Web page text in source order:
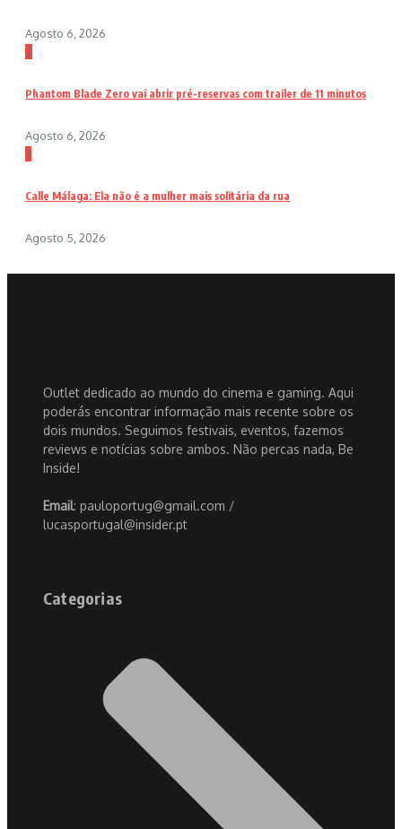
Agosto 6, 2026
2
Phantom Blade Zero vai abrir pré-reservas com trailer de 11 minutos
Agosto 6, 2026
3
Calle Málaga: Ela não é a mulher mais solitária da rua
Agosto 5, 2026
Outlet dedicado ao mundo do cinema e gaming. Aqui
poderás encontrar informação mais recente sobre os
dois mundos. Seguimos festivais, eventos, fazemos
reviews e notícias sobre ambos. Não percas nada, Be
Inside!
Email: pauloportug@gmail.com /
lucasportugal@insider.pt
Categorias